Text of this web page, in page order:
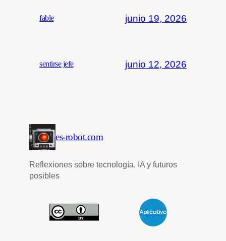
fable junio 19, 2026
sentirse jefe junio 12, 2026
es-robot.com
Reflexiones sobre tecnología, IA y futuros
posibles